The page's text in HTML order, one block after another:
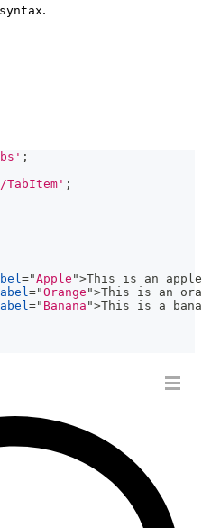
syntax.
;
TabItem' ;
="Apple ">This is an
="Orange ">This is an
=" Banana ">This is a